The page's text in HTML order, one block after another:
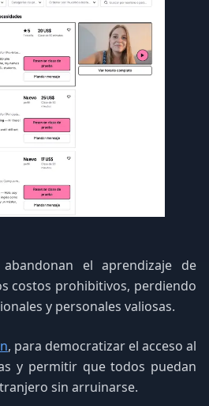
el aprendizaje de
costos prohibitivos, perdiendo
y personales valiosas.
, para democratizar el acceso al
y permitir que todos puedan
sin arruinarse.